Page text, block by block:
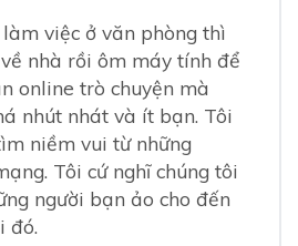
việc ở văn phòng thì
nhà rồi ôm máy tính để
online trò chuyện mà
nhút nhát và ít bạn. Tôi
niềm vui từ những
Tôi cứ nghĩ chúng tôi
người bạn ảo cho đến
đó.